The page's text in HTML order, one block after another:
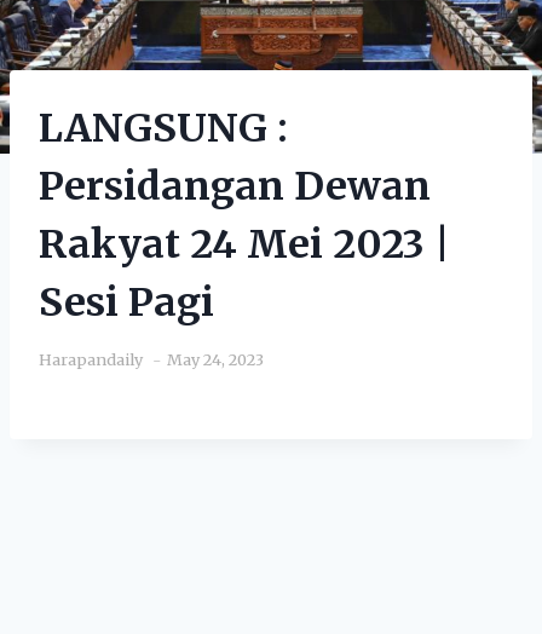
LANGSUNG :
Persidangan Dewan
Rakyat 24 Mei 2023 |
Sesi Pagi
Harapandaily May 24, 2023